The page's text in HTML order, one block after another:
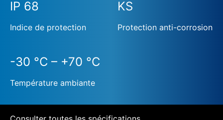
IP 68
Indice de protection
KS
Protection anti-corrosion
-30 °C – +70 °C
Température ambiante